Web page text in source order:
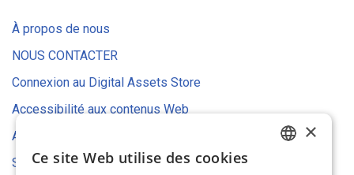
À propos de nous
NOUS CONTACTER
Connexion au Digital Assets Store
Accessibilité aux contenus Web
Avis relatif aux cookies
Stratégie environnementale
×
Ce site Web utilise des cookies